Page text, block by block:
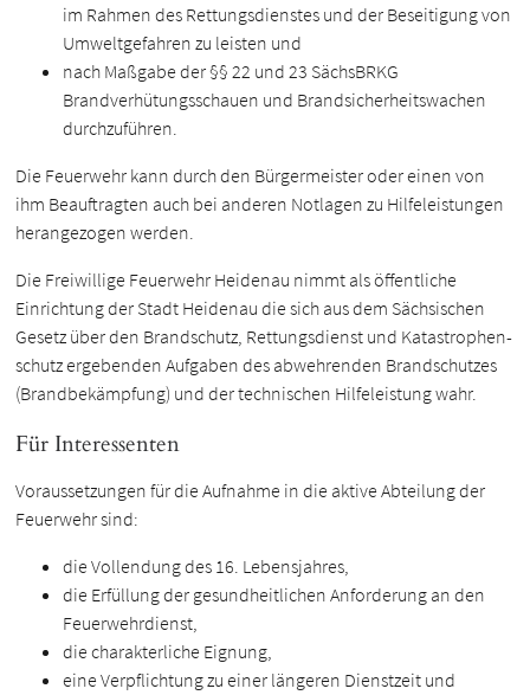
im Rahmen des Rettungsdienstes und der Beseitigung von
Umweltgefahren zu leisten und
nach Maßgabe der §§ 22 und 23 SächsBRKG
Brandverhütungsschauen und Brandsicherheitswachen
durchzuführen.
Die Feuerwehr kann durch den Bürgermeister oder einen von
ihm Beauftragten auch bei anderen Notlagen zu Hilfeleistungen
herangezogen werden.
Die Freiwillige Feuerwehr Heidenau nimmt als öffentliche
Einrichtung der Stadt Heidenau die sich aus dem Sächsischen
Gesetz über den Brandschutz, Rettungsdienst und Katastrophen-
schutz ergebenden Aufgaben des abwehrenden Brandschutzes
(Brandbekämpfung) und der technischen Hilfeleistung wahr.
Für Interessenten
Voraussetzungen für die Aufnahme in die aktive Abteilung der
Feuerwehr sind:
die Vollendung des 16. Lebensjahres,
die Erfüllung der gesundheitlichen Anforderung an den
Feuerwehrdienst,
die charakterliche Eignung,
eine Verpflichtung zu einer längeren Dienstzeit und